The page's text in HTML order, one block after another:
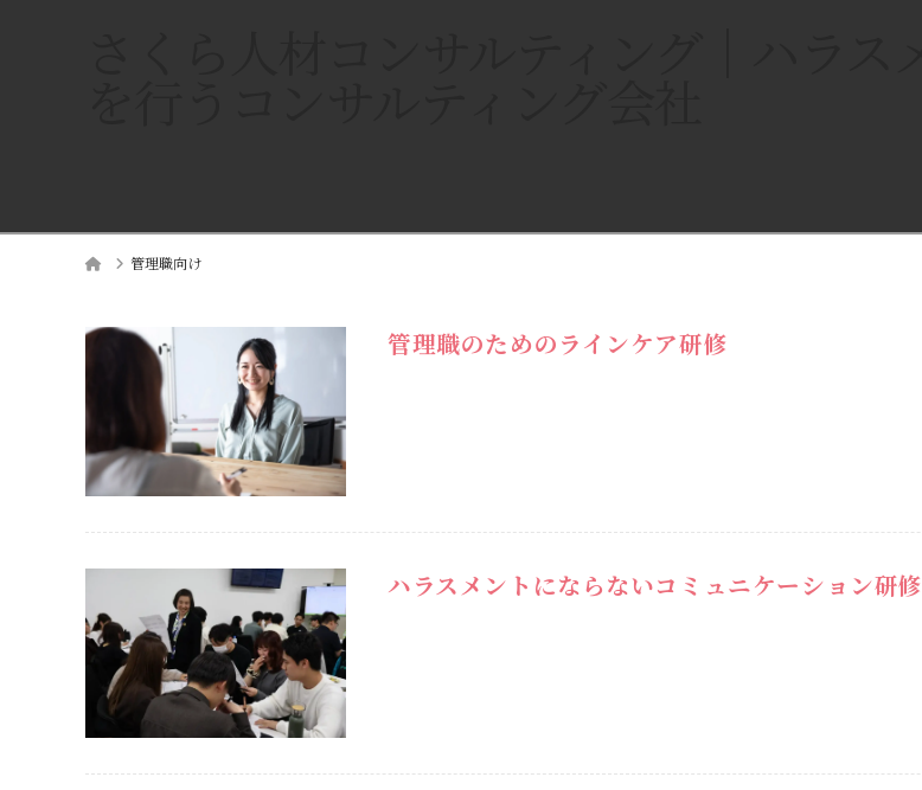
Home管理職向け
管理職のためのラインケア研修
ハラスメントにならないコミュニケーション研修